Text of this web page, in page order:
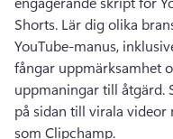
Shorts. Lär dig olika
YouTube-manus,
fångar uppmärksamhet
uppmaningar till åtgärd.
på sidan till virala videor
som Clipchamp.